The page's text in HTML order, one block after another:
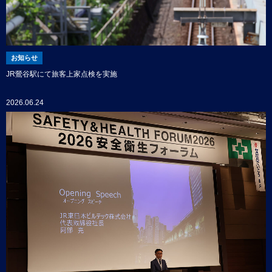
お知らせ
JR鶯谷駅にて旅客上家点検を実施
2026.06.24